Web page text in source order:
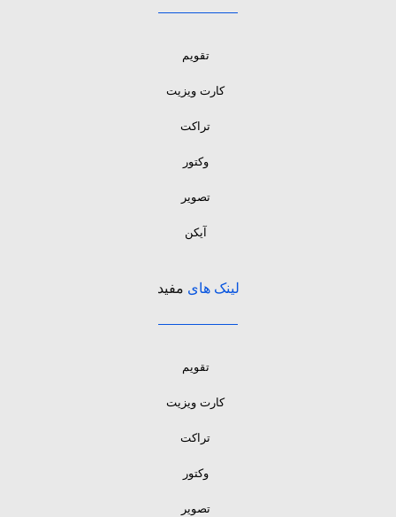
تقویم
کارت ویزیت
تراکت
وکتور
تصویر
آیکن
لینک های مفید
تقویم
کارت ویزیت
تراکت
وکتور
تصویر